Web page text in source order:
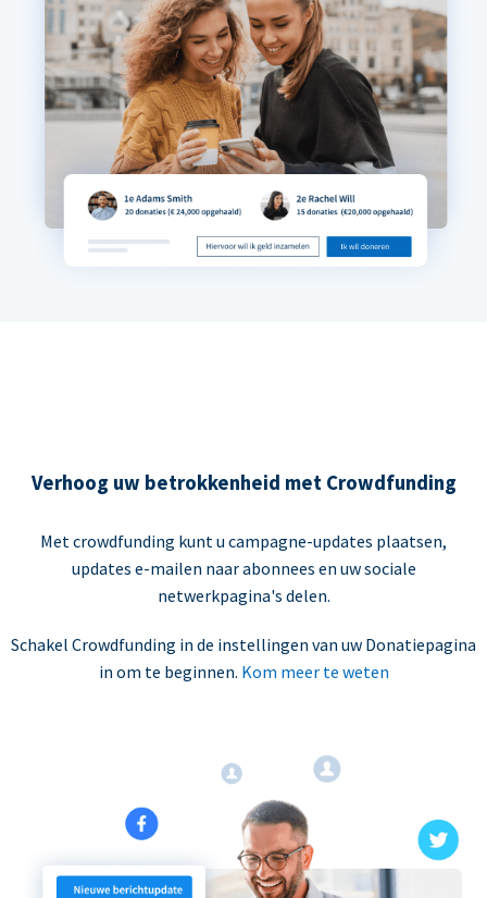
Verhoog uw betrokkenheid met Crowdfunding
Met crowdfunding kunt u campagne-updates plaatsen,
updates e-mailen naar abonnees en uw sociale
netwerkpagina's delen.
Schakel Crowdfunding in de instellingen van uw Donatiepagina
in om te beginnen. Kom meer te weten